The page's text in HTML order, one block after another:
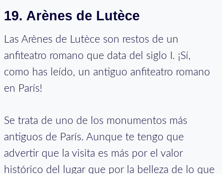
19. Arènes de Lutèce
Las Arènes de Lutèce son restos de un
anfiteatro romano que data del siglo I. ¡Sí,
como has leído, un antiguo anfiteatro romano
en París!
Se trata de uno de los monumentos más
antiguos de París. Aunque te tengo que
advertir que la visita es más por el valor
histórico del lugar que por la belleza de lo que